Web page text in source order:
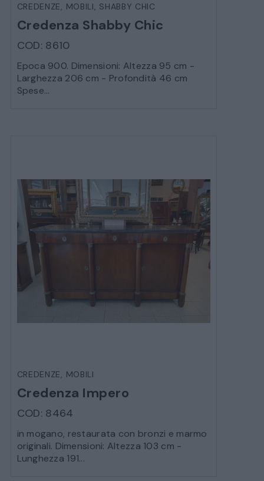
CREDENZE, MOBILI, SHABBY CHIC
Credenza Shabby Chic
COD: 8610
Epoca 900. Dimensioni: Altezza 95 cm -
Larghezza 206 cm - Profondità 46 cm
Spese...
CREDENZE, MOBILI
Credenza Impero
COD: 8464
in mogano, restaurata con bronzi e marmo
originali. Dimensioni: Altezza 103 cm -
Lunghezza 191...